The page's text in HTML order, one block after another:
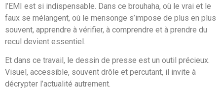
l’EMI est si indispensable. Dans ce brouhaha, où le vrai et le
faux se mélangent, où le mensonge s’impose de plus en plus
souvent, apprendre à vérifier, à comprendre et à prendre du
recul devient essentiel.
Et dans ce travail, le dessin de presse est un outil précieux.
Visuel, accessible, souvent drôle et percutant, il invite à
décrypter l’actualité autrement.